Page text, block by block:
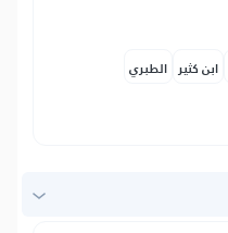
ابن كثير الطبري